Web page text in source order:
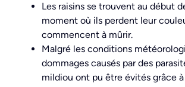
Les raisins se trouvent au début
moment où ils perdent leur
commencent à mûrir.
Malgré les conditions
dommages causés par des
mildiou ont pu être évités grâce